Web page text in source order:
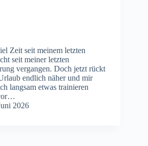
Zeit seit meinem letzten
seit meiner letzten
vergangen. Doch jetzt rückt
endlich näher und mir
langsam etwas trainieren
2026